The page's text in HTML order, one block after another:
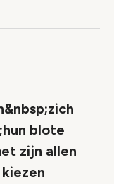
blote
zijn allen